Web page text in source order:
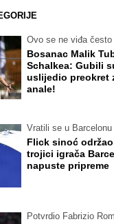
Ovo se ne viđa često
Bosanac Malik
Schalkea: Gubili
uslijedio preokret
anale!
Vratili se u Barcelonu
Flick sinoć
trojici igrača
napuste pripreme
Potvrdio Fabrizio